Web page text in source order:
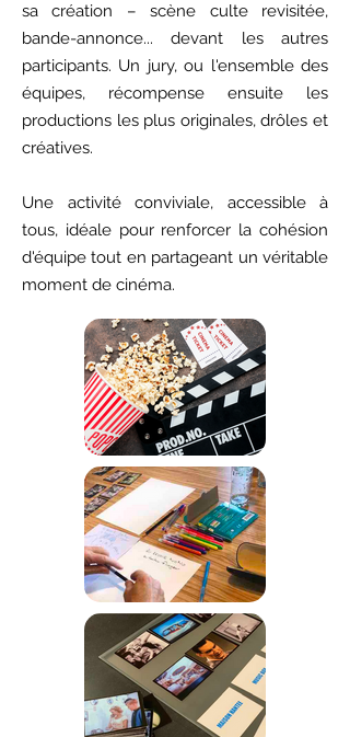
sa création – scène culte revisitée,
bande-annonce... devant les autres
participants. Un jury, ou l'ensemble des
équipes, récompense ensuite les
productions les plus originales, drôles et
créatives.
Une activité conviviale, accessible à
tous, idéale pour renforcer la cohésion
d'équipe tout en partageant un véritable
moment de cinéma.